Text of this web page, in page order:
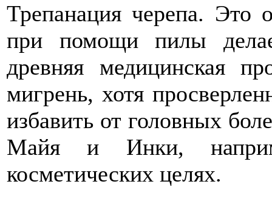
Трепанация черепа. Это
при помощи пилы
древняя медицинская
мигрень, хотя
избавить от головных
Майя и Инки,
косметических целях.